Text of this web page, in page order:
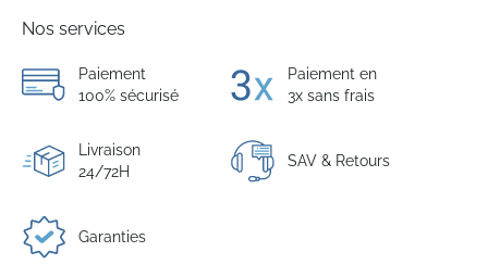
Nos services
Paiement
100% sécurisé
Paiement en
3x sans frais
Livraison
24/72H
SAV & Retours
Garanties